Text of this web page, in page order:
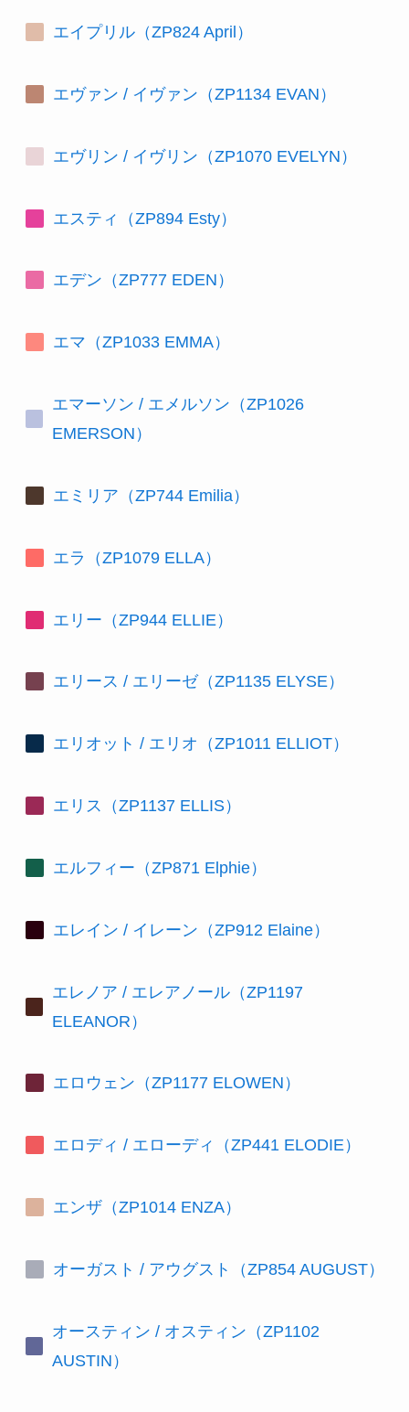
エイプリル（ZP824 April）
エヴァン / イヴァン（ZP1134 EVAN）
エヴリン / イヴリン（ZP1070 EVELYN）
エスティ（ZP894 Esty）
エデン（ZP777 EDEN）
エマ（ZP1033 EMMA）
エマーソン / エメルソン（ZP1026
EMERSON）
エミリア（ZP744 Emilia）
エラ（ZP1079 ELLA）
エリー（ZP944 ELLIE）
エリース / エリーゼ（ZP1135 ELYSE）
エリオット / エリオ（ZP1011 ELLIOT）
エリス（ZP1137 ELLIS）
エルフィー（ZP871 Elphie）
エレイン / イレーン（ZP912 Elaine）
エレノア / エレアノール（ZP1197
ELEANOR）
エロウェン（ZP1177 ELOWEN）
エロディ / エローディ（ZP441 ELODIE）
エンザ（ZP1014 ENZA）
オーガスト / アウグスト（ZP854 AUGUST）
オースティン / オスティン（ZP1102
AUSTIN）